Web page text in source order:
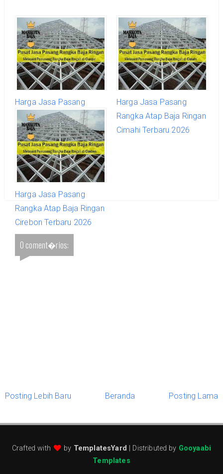
Harga Jasa Pasang
Rangka Atap Baja Ringan
Cianjur Terbaru 2026
Harga Jasa Pasang
Rangka Atap Baja Ringan
Cimahi Terbaru 2026
Harga Jasa Pasang
Rangka Atap Baja Ringan
Cirebon Terbaru 2026
0 coment�rios:
Posting Lebih Baru Beranda Posting Lama
Crafted with by TemplatesYard | Distributed by Gooyaabi
Templates